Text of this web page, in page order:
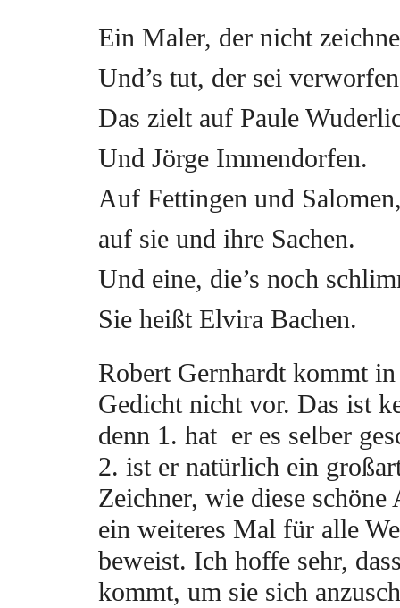
Ein Maler, der nicht
Und’s tut, der sei
Das zielt auf Paule
Und Jörge Immendorfen.
Auf Fettingen und
auf sie und ihre Sachen.
Und eine, die’s noch
Sie heißt Elvira Bachen.
Robert Gernhardt kommt in
Gedicht nicht vor. Das ist
denn 1. hat er es selber
2. ist er natürlich ein
Zeichner, wie diese schöne
ein weiteres Mal für alle
beweist. Ich hoffe sehr,
kommt, um sie sich